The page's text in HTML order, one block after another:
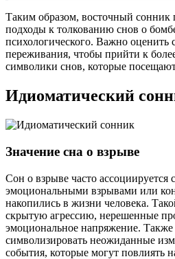
Таким образом, восточный сонник
подходы к толкованию снов о
психологического. Важно оценить
переживания, чтобы прийти к
символики снов, которые
Идиоматический
Значение сна о взрыве
Сон о взрыве часто ассоциируется
эмоциональными взрывами или
накопились в жизни человека.
скрытую агрессию, нерешенные
эмоциональное напряжение.
символизировать неожиданные
события, которые могут повлиять